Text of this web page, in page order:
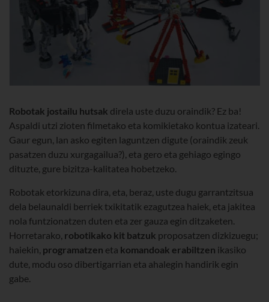
Robotak jostailu hutsak direla uste duzu oraindik? Ez ba!
Aspaldi utzi zioten filmetako eta komikietako kontua izateari.
Gaur egun, lan asko egiten laguntzen digute (oraindik zeuk
pasatzen duzu xurgagailua?), eta gero eta gehiago egingo
dituzte, gure bizitza-kalitatea hobetzeko.
Robotak etorkizuna dira, eta, beraz, uste dugu garrantzitsua
dela belaunaldi berriek txikitatik ezagutzea haiek, eta jakitea
nola funtzionatzen duten eta zer gauza egin ditzaketen.
Horretarako, robotikako kit batzuk proposatzen dizkizuegu;
haiekin, programatzen eta komandoak erabiltzen ikasiko
dute, modu oso dibertigarrian eta ahalegin handirik egin
gabe.